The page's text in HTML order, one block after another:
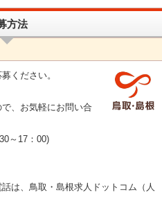
方法
ください。
、お気軽にお問い合
～17：00)
は、鳥取・島根求人ドットコム（人